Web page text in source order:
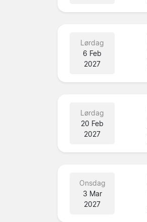
Lørdag
6 Feb
2027
Lørdag
20 Feb
2027
Onsdag
3 Mar
2027